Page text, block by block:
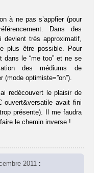
à ne pas s’appfier (pour
Dans des
devient très approximatif,
plus être possible. Pour
dans le “me too” et ne se
des médiums de
(mode optimiste=”on”).
redécouvert le plaisir de
ouvert&versatile avait fini
présente). Il me faudra
le chemin inverse !
2011 :